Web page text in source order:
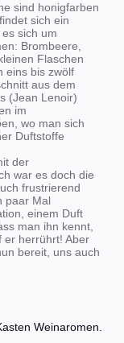
sind honigfarben
sich ein
sich um
Brombeere,
Flaschen
eins bis zwölf
aus dem
(Jean Lenoir)
im
wo man sich
Duftstoffe
der
war es doch die
frustrierend
paar Mal
einem Duft
man ihn kennt,
er herrührt! Aber
bereit, uns auch
Weinaromen.